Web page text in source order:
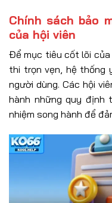
Chính sách bảo
của hội viên
Để mục tiêu cốt lõi của
thi trọn vẹn, hệ
người dùng. Các hội
hành những quy định
nhiệm song hành để